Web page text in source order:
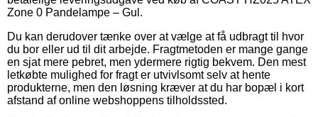
Zone 0 Pandelampe – Gul.
Du kan derudover tænke over at vælge at få udbragt til hvor
du bor eller ud til dit arbejde. Fragtmetoden er mange gange
en sjat mere pebret, men ydermere rigtig bekvem. Den mest
letkøbte mulighed for fragt er utvivlsomt selv at hente
produkterne, men den løsning kræver at du har bopæl i kort
afstand af online webshoppens tilholdssted.